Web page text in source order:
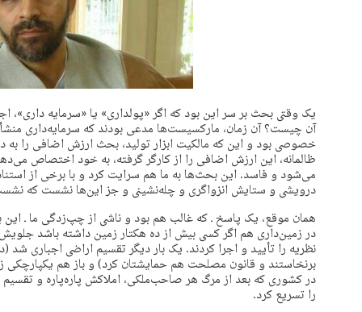
یک وقتی بحث بر سر این بود که اگر «پولداری» یا «سرمایه
آن چیست؟ آن زمان، مارکسیست‌ها مدعی بودند که سرمایه‌داری
خصوصی بود و این که مالکیت ابزار تولید، بحث ارزش اضافی را به
ظالمانه، این ارزش اضافی را از کارگر گرفته، به خود اختصاص
می‌شود و فاسد. این بحث‌ها به ما هم سرایت کرد و با برخی از
درویشی و ستایش انزواگری و چله‌نشینی و جز این‌ها نشست که
همان موقع، یک پاسخ ـ که غالب هم بود و ناشی از چپ‌زدگی ما ـ
در زمین‌داری هم اگر کسی بیش از ده هکتار زمین داشته باشد
نظریه را تأیید و اجرا کردند. یک بار دیگر تقسیم اراضی اجباری
برنخاستند و قانون مصلحت هم حمایشتان کرد) و باز هم
در کشوری که بعد از مرگ هر صاحب‌ملکی، املاکش پاره‌پاره و
را تسریع کرد.